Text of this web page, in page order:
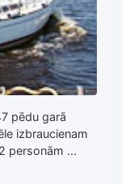
pēdu garā
izbraucienam
personām ...